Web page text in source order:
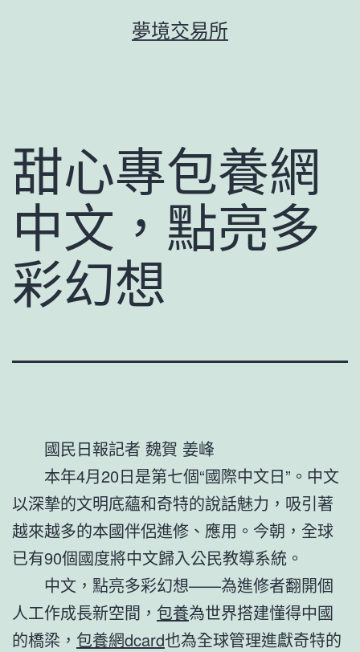
容
夢境交易所
甜心專包養網
中文，點亮多
彩幻想
國民日報記者 魏賀 姜峰
本年4月20日是第七個“國際中文日”。中文
以深摯的文明底蘊和奇特的說話魅力，吸引著
越來越多的本國伴侶進修、應用。今朝，全球
已有90個國度將中文歸入公民教導系統。
中文，點亮多彩幻想——為進修者翻開個
人工作成長新空間， 包養為世界搭建懂得中國
的橋梁， 包養網dcard也為全球管理進獻奇特的